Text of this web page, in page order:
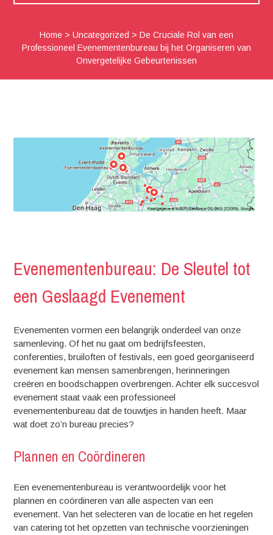
Home> Uncategorized > De Cruciale Rol van een
Professioneel Evenementenbureau bij het Organiseren van
Onvergetelijke Gebeurtenissen
Evenementenbureau: De Sleutel tot
een Geslaagd Evenement
Evenementen vormen een belangrijk onderdeel van onze
samenleving. Of het nu gaat om bedrijfsfeesten,
conferenties, bruiloften of festivals, een goed georganiseerd
evenement kan mensen samenbrengen, herinneringen
creëren en boodschappen overbrengen. Achter elk succesvol
evenement staat vaak een professioneel
evenementenbureau dat de touwtjes in handen heeft. Maar
wat doet zo’n bureau precies?
Plannen en Coördineren
Een evenementenbureau is verantwoordelijk voor het
plannen en coördineren van alle aspecten van een
evenement. Van het selecteren van de locatie en het regelen
van catering tot het opzetten van technische voorzieningen